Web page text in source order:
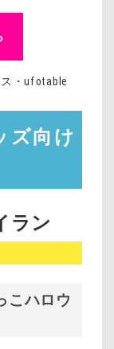
・ufotable
ズ向け
ラン
こハロウ